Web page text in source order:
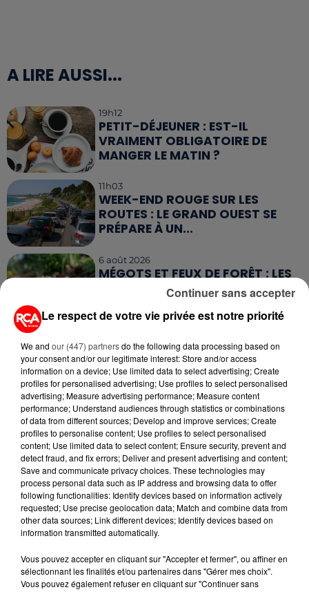
A LIRE AUSSI...
19h12
PETIT-DÉJEUNER : EST-IL
VRAIMENT OBLIGATOIRE DE
MANGER LE MATIN ?
11h03
WEEK-END ROUGE SUR LES
ROUTES : LE GRAND OUEST SE
PRÉPARE À UN...
6 août 2026
MÉGOTS ET FEUX DE FORÊT : LES
INDUSTRIELS DU TABAC BIENTÔT
CANICULE : POURQUOI LES
BOUTEILLES D'EAU
DISPARAISSENT DES RAYONS...
5 août 2026
MANGER SAINEMENT COÛTE 25 %
PLUS CHER QU'IL Y A CINQ ANS,
ALERTE L’ONU
5 août 2026
QUELLES SONT LES MARQUES QUI
OFFRENT LE MEILLEUR RAPPORT...
Le respect de votre vie privée est notre priorité
We and our (447) partnersdo the following data processing based on
your consent and/or our legitimate interest: Store and/or access
information on a device; Use limited data to select advertising; Create
profiles for personalised advertising; Use profiles to select personalised
advertising; Measure advertising performance; Measure content
performance; Understand audiences through statistics or combinations
of data from different sources; Develop and improve services; Create
profiles to personalise content; Use profiles to select personalised
content; Use limited data to select content; Ensure security, prevent and
detect fraud, and fix errors; Deliver and present advertising and content;
Save and communicate privacy choices. These technologies may
process personal data such as IP address and browsing data to offer
following functionalities: Identify devices based on information actively
requested; Use precise geolocation data; Match and combine data from
other data sources; Link different devices; Identify devices based on
information transmitted automatically.
Vous pouvez accepter en cliquant sur "Accepter et fermer", ou affiner en
sélectionnant les finalités et/ou partenaires dans "Gérer mes choix".
Vous pouvez également refuser en cliquant sur "Continuer sans
Continuer sans accepter